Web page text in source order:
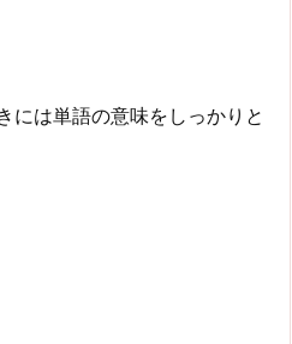
には単語の意味をしっかりと